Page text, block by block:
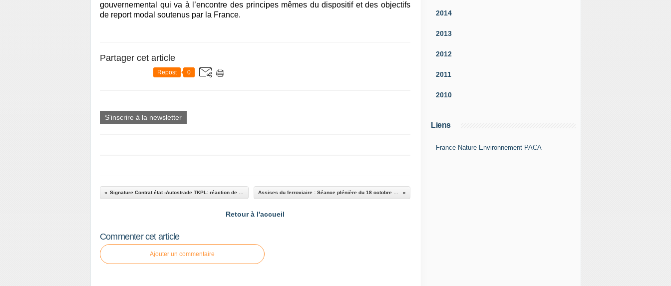
gouvernemental qui va à l’encontre des principes mêmes du dispositif et des objectifs
de report modal soutenus par la France.
Partager cet article
Repost 0
S'inscrire à la newsletter
Retour à l'accueil
Commenter cet article
Ajouter un commentaire
2014
2013
2012
2011
2010
Liens
France Nature Environnement PACA